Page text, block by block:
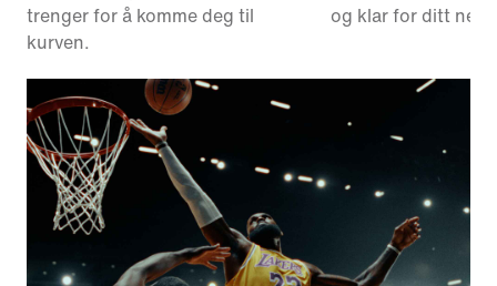
trenger for å komme deg til
kurven.
og klar for ditt